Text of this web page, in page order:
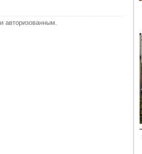
и авторизованным.